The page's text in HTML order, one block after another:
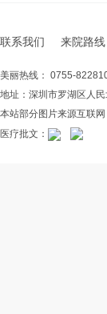
联系我们 来院路线
美丽热线： 0755-
地址：深圳市罗湖区人
本站部分图片来源互联
医疗批文：